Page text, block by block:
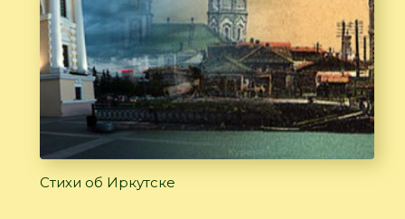
Стихи об Иркутске